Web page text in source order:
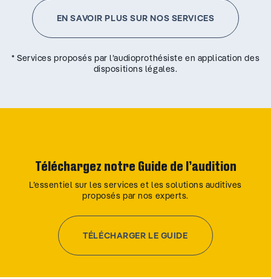
EN SAVOIR PLUS SUR NOS SERVICES
* Services proposés par l’audioprothésiste en application des
dispositions légales.
Téléchargez notre Guide de l’audition
L’essentiel sur les services et les solutions auditives
proposés par nos experts.
TÉLÉCHARGER LE GUIDE